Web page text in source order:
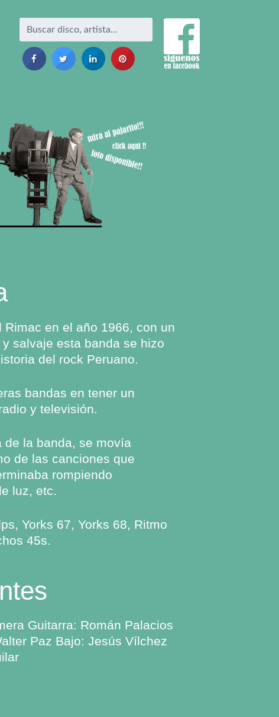
Rimac en el año 1966, con un
salvaje esta banda se hizo
del rock Peruano.
bandas en tener un
y televisión.
de la banda, se movía
de las canciones que
rompiendo
luz, etc.
Yorks 67, Yorks 68, Ritmo
45s.
Guitarra: Román Palacios
Paz Bajo: Jesús Vílchez